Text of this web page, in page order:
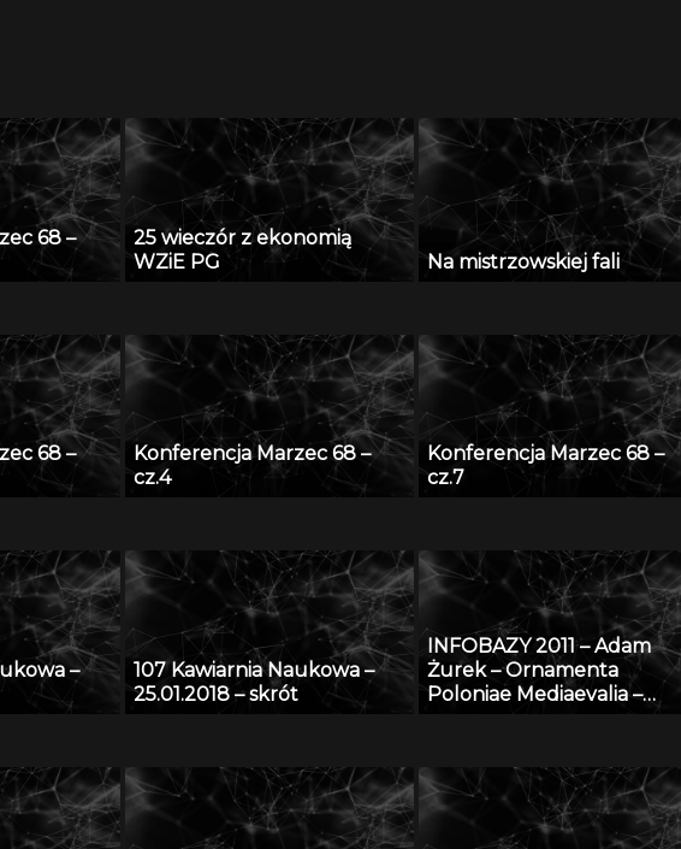
68 –
25 wieczór z ekonomią
WZiE PG
Na mistrzowskiej fali
68 –
Konferencja Marzec 68 –
cz.4
Konferencja Marzec 68 –
cz.7
–
107 Kawiarnia Naukowa –
25.01.2018 – skrót
INFOBAZY 2011 – Adam
Żurek – Ornamenta
Poloniae Mediaevalia –
form i detalu na tle
europejskim